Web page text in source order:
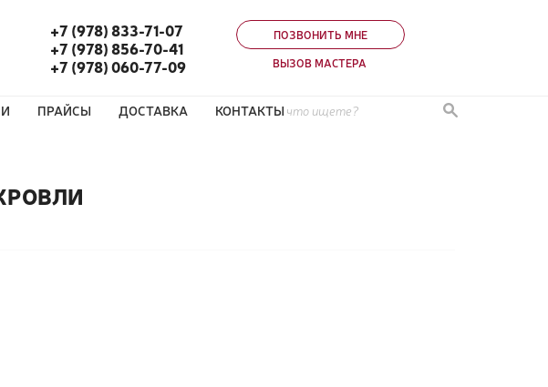
+7 (978) 833-71-07
+7 (978) 856-70-41
+7 (978) 060-77-09
ПОЗВОНИТЬ МНЕ
ВЫЗОВ МАСТЕРА
ПРАЙСЫ ДОСТАВКА КОНТАКТЫ